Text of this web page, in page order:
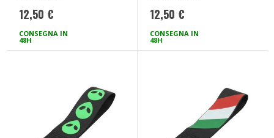
12,50 €
CONSEGNA IN
48H
12,50 €
CONSEGNA IN
48H